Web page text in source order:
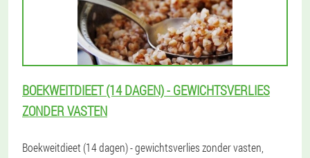
BOEKWEITDIEET (14 DAGEN) - GEWICHTSVERLIES
ZONDER VASTEN
Boekweitdieet (14 dagen) - gewichtsverlies zonder vasten,